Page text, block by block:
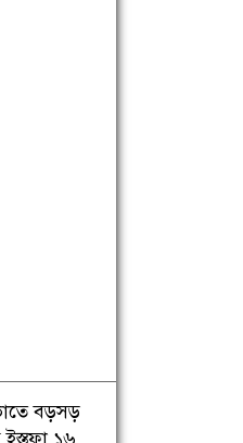
বড়সড়